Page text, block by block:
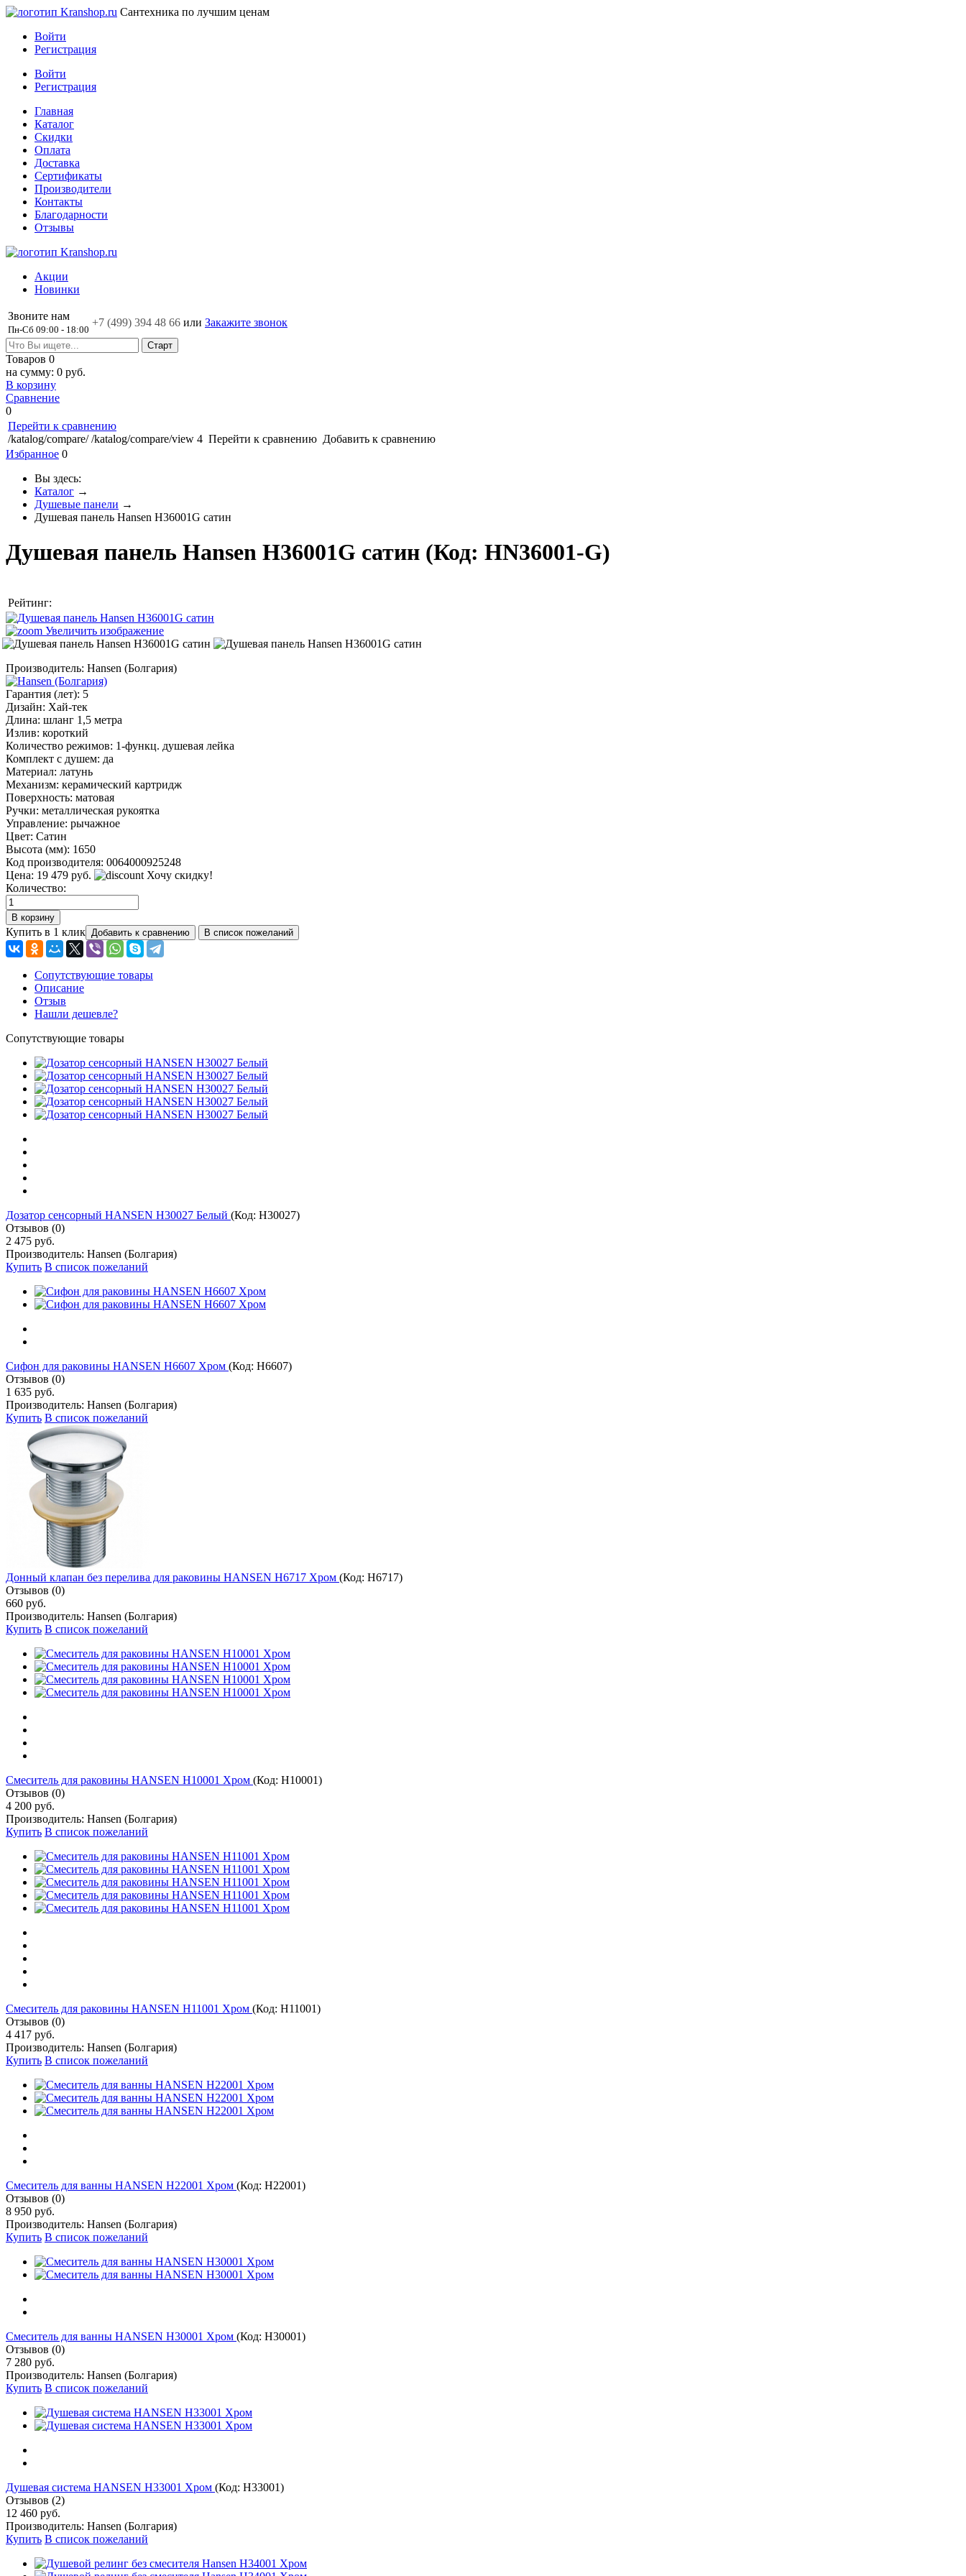
Сантехника по лучшим ценам
Войти
Регистрация
Войти
Регистрация
Главная
Каталог
Скидки
Оплата
Доставка
Сертификаты
Производители
Контакты
Благодарности
Отзывы
Акции
Новинки
Звоните нам
Пн-Сб 09:00 - 18:00
+7 (499) 394 48 66 или Закажите звонок
Товаров 0
на сумму: 0 руб.
В корзину
Сравнение
0
Перейти к сравнению
/katalog/compare/ /katalog/compare/view 4 Перейти к сравнению Добавить к сравнению
Избранное 0
Вы здесь:
Каталог →
Душевые панели →
Душевая панель Hansen H36001G сатин
Душевая панель Hansen H36001G сатин (Код: HN36001-G)
Рейтинг:
Увеличить изображение
Производитель: Hansen (Болгария)
Гарантия (лет): 5
Дизайн: Хай-тек
Длина: шланг 1,5 метра
Излив: короткий
Количество режимов: 1-функц. душевая лейка
Комплект с душем: да
Материал: латунь
Механизм: керамический картридж
Поверхность: матовая
Ручки: металлическая рукоятка
Управление: рычажное
Цвет: Сатин
Высота (мм): 1650
Код производителя: 0064000925248
Цена: 19 479 руб.
Хочу скидку!
Количество:
Купить в 1 клик
Сопутствующие товары
Описание
Отзыв
Нашли дешевле?
Сопутствующие товары
Дозатор сенсорный HANSEN H30027 Белый (Код: H30027)
Отзывов (0)
2 475 руб.
Производитель: Hansen (Болгария)
Купить В список пожеланий
Сифон для раковины HANSEN H6607 Хром (Код: H6607)
Отзывов (0)
1 635 руб.
Производитель: Hansen (Болгария)
Купить В список пожеланий
Донный клапан без перелива для раковины HANSEN H6717 Хром (Код: H6717)
Отзывов (0)
660 руб.
Производитель: Hansen (Болгария)
Купить В список пожеланий
Cмеситель для раковины HANSEN H10001 Хром (Код: H10001)
Отзывов (0)
4 200 руб.
Производитель: Hansen (Болгария)
Купить В список пожеланий
Cмеситель для раковины HANSEN H11001 Хром (Код: H11001)
Отзывов (0)
4 417 руб.
Производитель: Hansen (Болгария)
Купить В список пожеланий
Cмеситель для ванны HANSEN H22001 Хром (Код: H22001)
Отзывов (0)
8 950 руб.
Производитель: Hansen (Болгария)
Купить В список пожеланий
Cмеситель для ванны HANSEN H30001 Хром (Код: H30001)
Отзывов (0)
7 280 руб.
Производитель: Hansen (Болгария)
Купить В список пожеланий
Душевая система HANSEN H33001 Хром (Код: H33001)
Отзывов (2)
12 460 руб.
Производитель: Hansen (Болгария)
Купить В список пожеланий